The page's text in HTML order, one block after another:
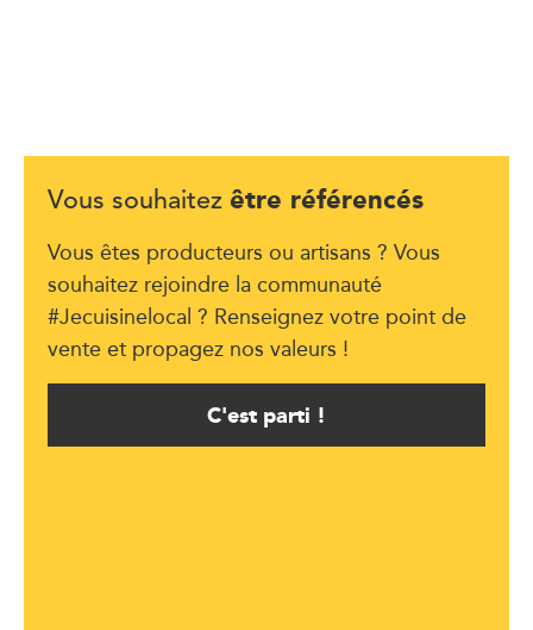
Vous souhaitez être référencés
Vous êtes producteurs ou artisans ? Vous
souhaitez rejoindre la communauté
#Jecuisinelocal ? Renseignez votre point de
vente et propagez nos valeurs !
C'est parti !